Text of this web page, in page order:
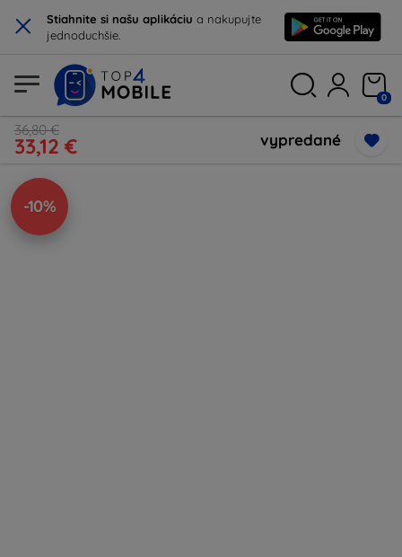
× Stiahnite si našu aplikáciu a nakupujte
jednoduchšie.
0
36,80 €
33,12 € vypredané
-10%